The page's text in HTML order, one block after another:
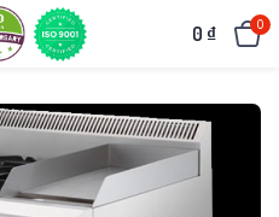
0 ₫ 0